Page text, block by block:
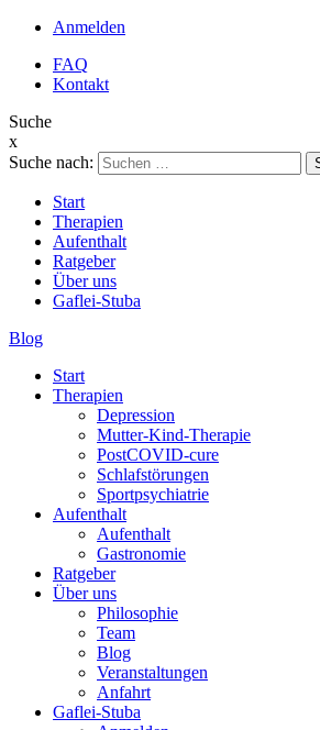
Anmelden
FAQ
Kontakt
Suche
x
Suche nach:
Start
Therapien
Aufenthalt
Ratgeber
Über uns
Gaflei-Stuba
Blog
Start
Therapien
Depression
Mutter-Kind-Therapie
PostCOVID-cure
Schlafstörungen
Sportpsychiatrie
Aufenthalt
Aufenthalt
Gastronomie
Ratgeber
Über uns
Philosophie
Team
Blog
Veranstaltungen
Anfahrt
Gaflei-Stuba